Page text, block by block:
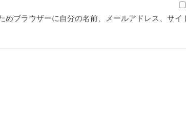
めブラウザーに自分の名前、メールアドレス、サイ